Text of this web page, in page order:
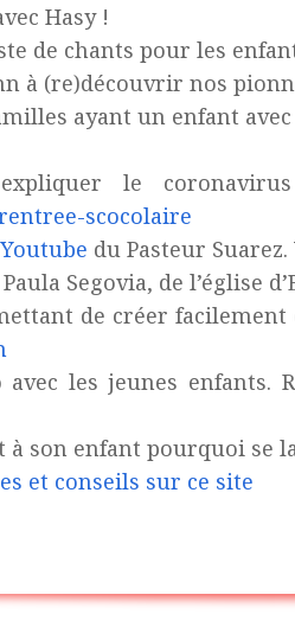
Hasy !
de chants pour les
à (re)découvrir nos
ayant un enfant
le
scocolaire
Youtube du Pasteur
Segovia, de l’église
de créer
avec les jeunes enfants.
à son enfant pourquoi se
et conseils sur ce site